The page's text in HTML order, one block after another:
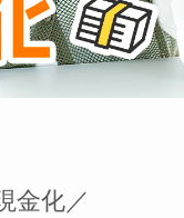
金化／